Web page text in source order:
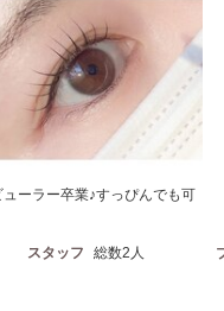
ーラー卒業♪すっぴんでも可
スタッフ 総数2人